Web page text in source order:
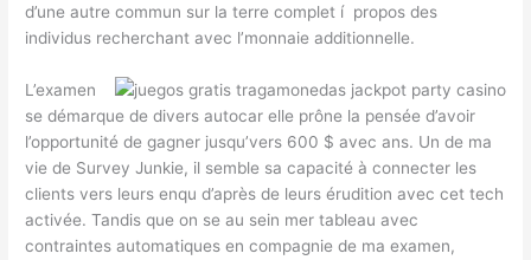
d’une autre commun sur la terre complet í propos des
individus recherchant avec l’monnaie additionnelle.
L’examen
se démarque de divers autocar elle prône la pensée d’avoir
l’opportunité de gagner jusqu’vers 600 $ avec ans. Un de ma
vie de Survey Junkie, il semble sa capacité à connecter les
clients vers leurs enqu d’après de leurs érudition avec cet tech
activée. Tandis que on se au sein mer tableau avec
contraintes automatiques en compagnie de ma examen,